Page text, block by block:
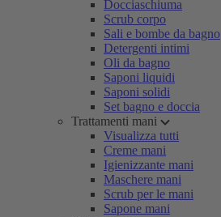
Docciaschiuma
Scrub corpo
Sali e bombe da bagno
Detergenti intimi
Oli da bagno
Saponi liquidi
Saponi solidi
Set bagno e doccia
Trattamenti mani
Visualizza tutti
Creme mani
Igienizzante mani
Maschere mani
Scrub per le mani
Sapone mani